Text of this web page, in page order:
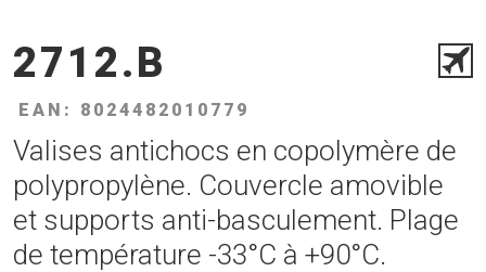
2712.B
EAN: 8024482010779
Valises antichocs en copolymère de
polypropylène. Couvercle amovible
et supports anti-basculement. Plage
de température -33°C à +90°C.